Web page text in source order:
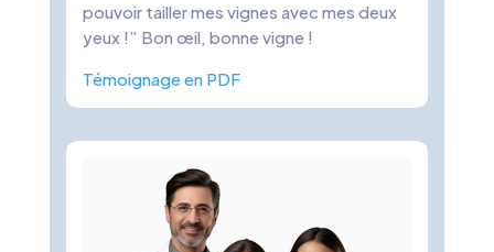
pouvoir tailler mes vignes avec mes deux
yeux !” Bon œil, bonne vigne !
Témoignage en PDF